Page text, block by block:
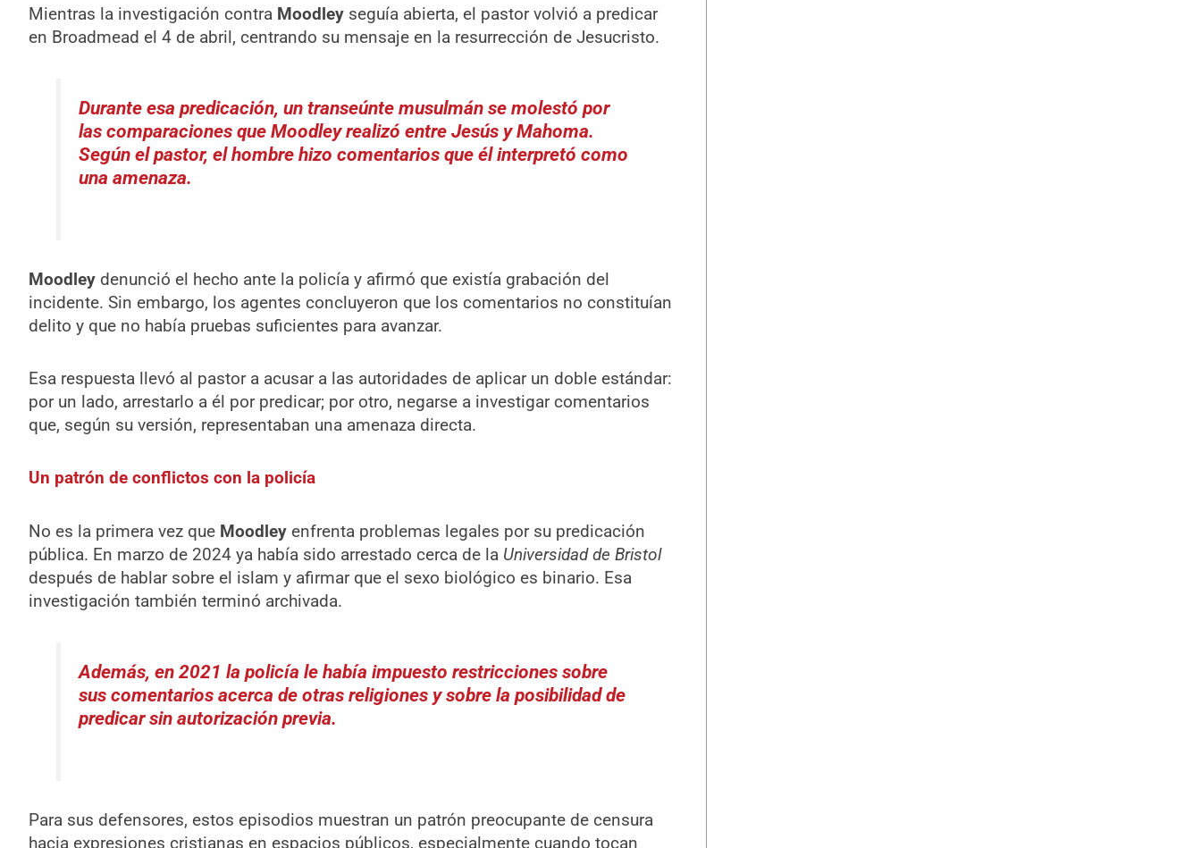
Mientras la investigación contra Moodleyseguía abierta, el pastor volvió a predicar
en Broadmead el 4 de abril, centrando su mensaje en la resurrección de Jesucristo.
Durante esa predicación, un transeúnte musulmán se molestó por
las comparaciones que Moodley realizó entre Jesús y Mahoma.
Según el pastor, el hombre hizo comentarios que él interpretó como
una amenaza.
Moodleydenunció el hecho ante la policía y afirmó que existía grabación del
incidente. Sin embargo, los agentes concluyeron que los comentarios no constituían
delito y que no había pruebas suficientes para avanzar.
Esa respuesta llevó al pastor a acusar a las autoridades de aplicar un doble estándar:
por un lado, arrestarlo a él por predicar; por otro, negarse a investigar comentarios
que, según su versión, representaban una amenaza directa.
Un patrón de conflictos con la policía
No es la primera vez que Moodley enfrenta problemas legales por su predicación
pública. En marzo de 2024 ya había sido arrestado cerca de la Universidad de Bristol
después de hablar sobre el islam y afirmar que el sexo biológico es binario. Esa
investigación también terminó archivada.
Además, en 2021 la policía le había impuesto restricciones sobre
sus comentarios acerca de otras religiones y sobre la posibilidad de
predicar sin autorización previa.
Para sus defensores, estos episodios muestran un patrón preocupante de censura
hacia expresiones cristianas en espacios públicos, especialmente cuando tocan